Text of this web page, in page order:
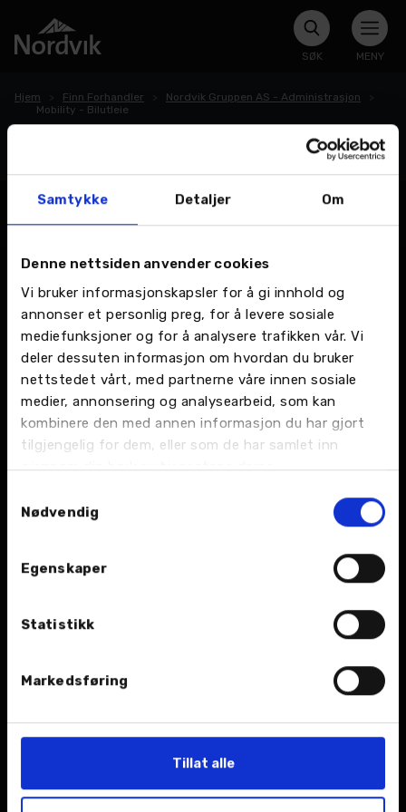
Samtykke Detaljer Om
Denne nettsiden anvender cookies
Vi bruker informasjonskapsler for å gi innhold og
annonser et personlig preg, for å levere sosiale
mediefunksjoner og for å analysere trafikken vår. Vi
deler dessuten informasjon om hvordan du bruker
nettstedet vårt, med partnerne våre innen sosiale
medier, annonsering og analysearbeid, som kan
kombinere den med annen informasjon du har gjort
tilgjengelig for dem, eller som de har samlet inn
gjennom din bruk av tjenestene deres.
Nødvendig
Egenskaper
Statistikk
Markedsføring
Tillat alle
SØK MENY
Hjem Finn Forhandler
Nordvik Gruppen AS - Administrasjon
Mobility - Bilutleie
BIL
Nybil
Åpningstider
Verksted